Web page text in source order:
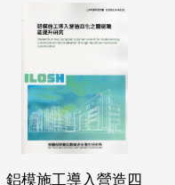
鋁模施工導入營造四